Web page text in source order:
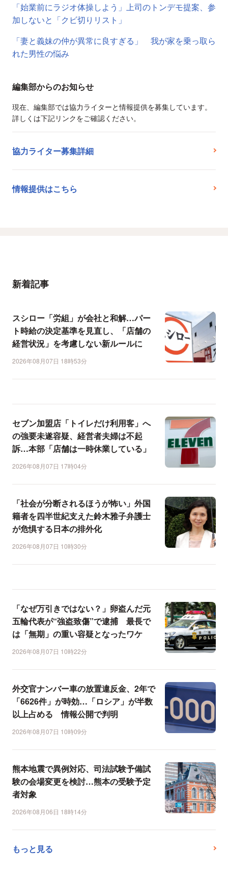
「始業前にラジオ体操しよう」上司のトンデモ提案、参
加しないと「クビ切りリスト」
「妻と義妹の仲が異常に良すぎる」 我が家を乗っ取ら
れた男性の悩み
編集部からのお知らせ
現在、編集部では協力ライターと情報提供を募集しています。
詳しくは下記リンクをご確認ください。
協力ライター募集詳細
情報提供はこちら
新着記事
スシロー「労組」が会社と和解…パー
ト時給の決定基準を見直し、「店舗の
経営状況」を考慮しない新ルールに
2026年08月07日 18時53分
セブン加盟店「トイレだけ利用客」へ
の強要未遂容疑、経営者夫婦は不起
訴…本部「店舗は一時休業している」
2026年08月07日 17時04分
「社会が分断されるほうが怖い」外国
籍者を四半世紀支えた鈴木雅子弁護士
が危惧する日本の排外化
2026年08月07日 10時30分
「なぜ万引きではない？」卵盗んだ元
五輪代表が“強盗致傷”で逮捕 最長で
は「無期」の重い容疑となったワケ
2026年08月07日 10時22分
外交官ナンバー車の放置違反金、2年で
「6626件」が時効…「ロシア」が半数
以上占める 情報公開で判明
2026年08月07日 10時09分
熊本地震で異例対応、司法試験予備試
験の会場変更を検討…熊本の受験予定
者対象
2026年08月06日 18時14分
もっと見る